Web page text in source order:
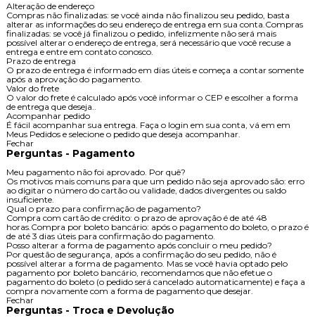
Alteração de endereço
Compras não finalizadas: se você ainda não finalizou seu pedido, basta
alterar as informações do seu endereço de entrega em sua conta.Compras
finalizadas: se você já finalizou o pedido, infelizmente não será mais
possível alterar o endereço de entrega, será necessário que você recuse a
entrega e entre em contato conosco.
Prazo de entrega
O prazo de entrega é informado em dias úteis e começa a contar somente
após a aprovação do pagamento.
Valor do frete
O valor do frete é calculado após você informar o CEP e escolher a forma
de entrega que deseja..
Acompanhar pedido
É fácil acompanhar sua entrega. Faça o login em sua conta, vá em em
Meus Pedidos e selecione o pedido que deseja acompanhar.
Fechar
Perguntas - Pagamento
Meu pagamento não foi aprovado. Por quê?
Os motivos mais comuns para que um pedido não seja aprovado são: erro
ao digitar o número do cartão ou validade, dados divergentes ou saldo
insuficiente.
Qual o prazo para confirmação de pagamento?
Compra com cartão de crédito: o prazo de aprovação é de até 48
horas.Compra por boleto bancário: após o pagamento do boleto, o prazo é
de até 3 dias úteis para confirmação do pagamento.
Posso alterar a forma de pagamento após concluir o meu pedido?
Por questão de segurança, após a confirmação do seu pedido, não é
possível alterar a forma de pagamento. Mas se você havia optado pelo
pagamento por boleto bancário, recomendamos que não efetue o
pagamento do boleto (o pedido será cancelado automaticamente) e faça a
compra novamente com a forma de pagamento que desejar.
Fechar
Perguntas - Troca e Devolução